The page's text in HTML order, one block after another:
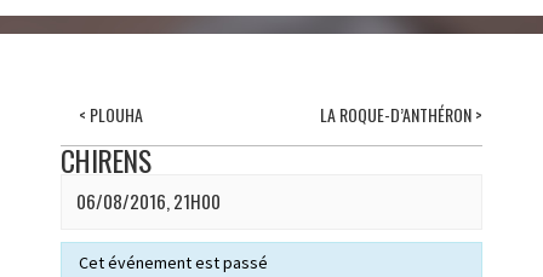
< PLOUHA LA ROQUE-D’ANTHÉRON>
CHIRENS
06/08/2016, 21H00
Cet événement est passé